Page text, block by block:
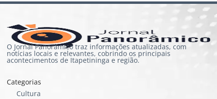
O Jornal Panorâmico traz informações atualizadas, com
notícias locais e relevantes, cobrindo os principais
acontecimentos de Itapetininga e região.
Categorias
Cultura